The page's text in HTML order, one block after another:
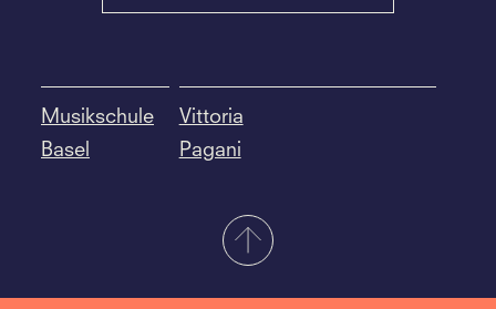
Musikschule
Basel
Vittoria
Pagani